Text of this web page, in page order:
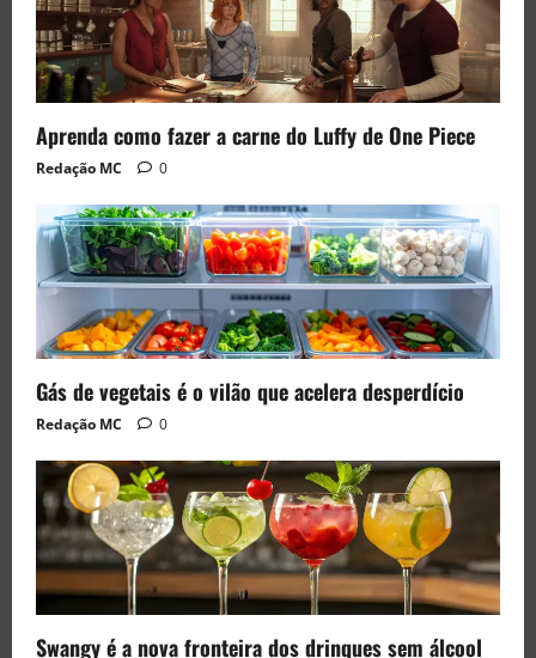
Aprenda como fazer a carne do Luffy de One Piece
Redação MC 0
Gás de vegetais é o vilão que acelera desperdício
Redação MC 0
Swangy é a nova fronteira dos drinques sem álcool